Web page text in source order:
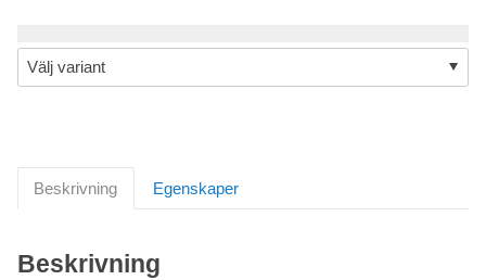
Beskrivning Egenskaper
Beskrivning